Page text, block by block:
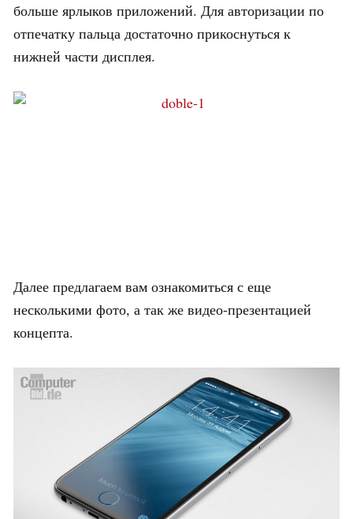
больше ярлыков приложений. Для авторизации по
отпечатку пальца достаточно прикоснуться к
нижней части дисплея.
Далее предлагаем вам ознакомиться с еще
несколькими фото, а так же видео-презентацией
концепта.